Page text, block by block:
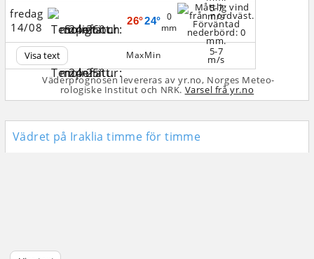
fredag
14/08
Visa text
26°
Max
24°
Min
0
mm
5-7
m/s
5-7
m/s
Väderprognosen levereras av yr.no, Norges Meteo­
rologiske Institut och NRK. Varsel frå yr.no
Vädret på Iraklia timme för timme